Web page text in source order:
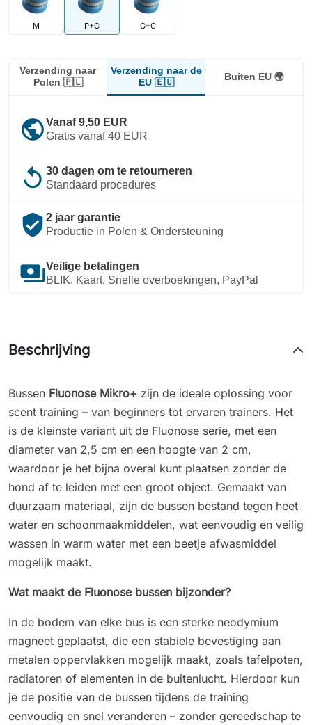
M P+C G+C
Verzending naar
Polen 🇵🇱
Verzending naar de
EU 🇪🇺
Buiten EU 🌍
publicVanaf 9,50 EUR
Gratis vanaf 40 EUR
replay 30 dagen om te retourneren
Standaard procedures
verified_user 2 jaar garantie
Productie in Polen & Ondersteuning
paymentsVeilige betalingen
BLIK, Kaart, Snelle overboekingen, PayPal
Beschrijving
Bussen Fluonose Mikro+ zijn de ideale oplossing voor
scent training – van beginners tot ervaren trainers. Het
is de kleinste variant uit de Fluonose serie, met een
diameter van 2,5 cm en een hoogte van 2 cm,
waardoor je het bijna overal kunt plaatsen zonder de
hond af te leiden met een groot object. Gemaakt van
duurzaam materiaal, zijn de bussen bestand tegen heet
water en schoonmaakmiddelen, wat eenvoudig en veilig
wassen in warm water met een beetje afwasmiddel
mogelijk maakt.
Wat maakt de Fluonose bussen bijzonder?
In de bodem van elke bus is een sterke neodymium
magneet geplaatst, die een stabiele bevestiging aan
metalen oppervlakken mogelijk maakt, zoals tafelpoten,
radiatoren of elementen in de buitenlucht. Hierdoor kun
je de positie van de bussen tijdens de training
eenvoudig en snel veranderen – zonder gereedschap te